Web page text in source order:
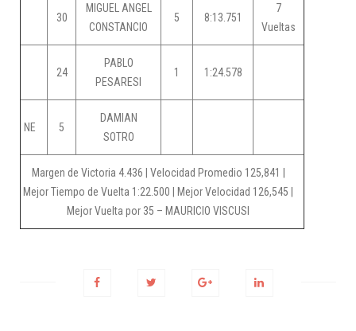
30
MIGUEL ANGEL
CONSTANCIO
5 8:13.751
7
Vueltas
24
PABLO
PESARESI
1 1:24.578
NE 5
DAMIAN
SOTRO
Margen de Victoria 4.436 | Velocidad Promedio 125,841 |
Mejor Tiempo de Vuelta 1:22.500 | Mejor Velocidad 126,545 |
Mejor Vuelta por 35 – MAURICIO VISCUSI